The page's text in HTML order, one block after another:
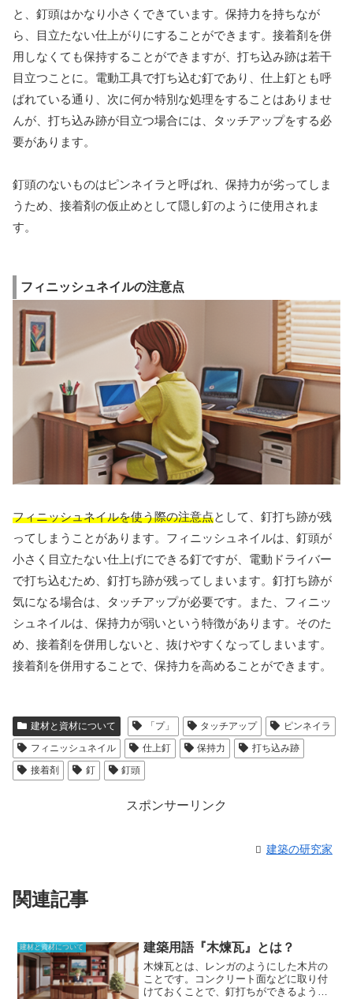
と、釘頭はかなり小さくできています。保持力を持ちなが
ら、目立たない仕上がりにすることができます。接着剤を併
用しなくても保持することができますが、打ち込み跡は若干
目立つことに。電動工具で打ち込む釘であり、仕上釘とも呼
ばれている通り、次に何か特別な処理をすることはありませ
んが、打ち込み跡が目立つ場合には、タッチアップをする必
要があります。
釘頭のないものはピンネイラと呼ばれ、保持力が劣ってしま
うため、接着剤の仮止めとして隠し釘のように使用されま
す。
フィニッシュネイルの注意点
フィニッシュネイルを使う際の注意点として、釘打ち跡が残
ってしまうことがあります。フィニッシュネイルは、釘頭が
小さく目立たない仕上げにできる釘ですが、電動ドライバー
で打ち込むため、釘打ち跡が残ってしまいます。釘打ち跡が
気になる場合は、タッチアップが必要です。また、フィニッ
シュネイルは、保持力が弱いという特徴があります。そのた
め、接着剤を併用しないと、抜けやすくなってしまいます。
接着剤を併用することで、保持力を高めることができます。
建材と資材について 「プ」 タッチアップ
ピンネイラ
フィニッシュネイル
仕上釘 保持力
打ち込み跡
接着剤
釘 釘頭
スポンサーリンク
建築の研究家
関連記事
建材と資材について 建築用語『木煉瓦』とは？
木煉瓦とは、レンガのようにした木片の
ことです。コンクリート面などに取り付
けておくことで、釘打ちができるように